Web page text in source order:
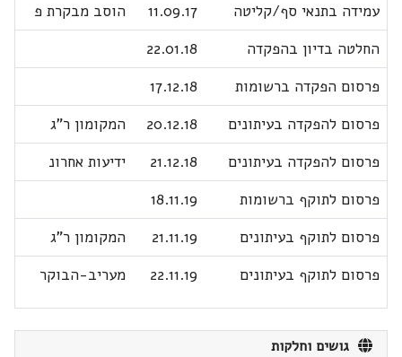
עמידה בתנאי סף/קליטה
11.09.17
הוסב מבקרת פ
החלטה בדיון בהפקדה
22.01.18
פרסום הפקדה ברשומות
17.12.18
פרסום להפקדה בעיתונים
20.12.18
המקומון ר"ג
פרסום להפקדה בעיתונים
21.12.18
ידיעות אחרונ
פרסום לתוקף ברשומות
18.11.19
פרסום לתוקף בעיתונים
21.11.19
המקומון ר"ג
פרסום לתוקף בעיתונים
22.11.19 מעריב-הבוקר
גושים וחלקות